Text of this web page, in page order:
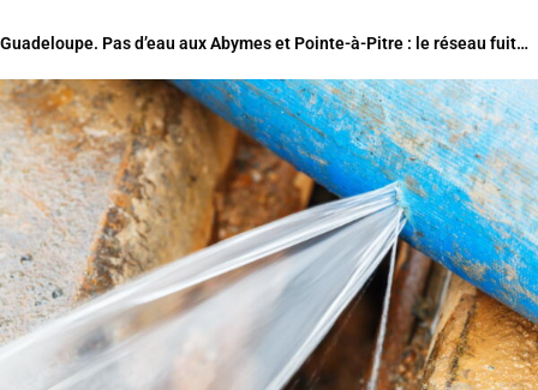
Guadeloupe. Pas d’eau aux Abymes et Pointe-à-Pitre : le réseau fuit…